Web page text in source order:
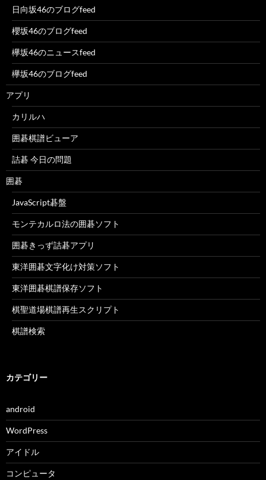
日向坂46のブログfeed
櫻坂46のブログfeed
欅坂46のニュースfeed
欅坂46のブログfeed
アプリ
カリルハ
囲碁棋譜ビューア
詰碁 今日の問題
囲碁
JavaScript碁盤
モンテカルロ法の囲碁ソフト
囲碁きっず詰碁アプリ
東洋囲碁文字化け対策ソフト
東洋囲碁棋譜保存ソフト
棋聖道場棋譜再生スクリプト
棋譜検索
カテゴリー
android
WordPress
アイドル
コンピュータ